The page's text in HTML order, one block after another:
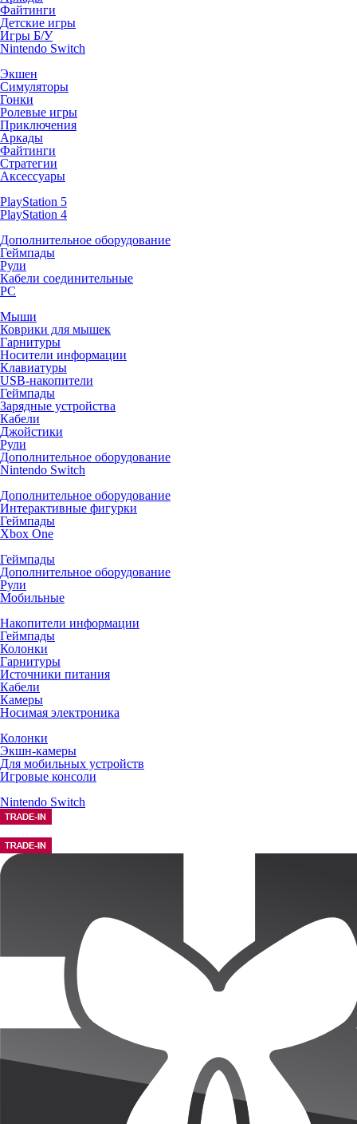
Файтинги
Детские игры
Игры Б/У
Nintendo Switch
Экшен
Симуляторы
Гонки
Ролевые игры
Приключения
Аркады
Файтинги
Стратегии
Аксессуары
PlayStation 5
PlayStation 4
Дополнительное оборудование
Геймпады
Рули
Кабели соединительные
PC
Мыши
Коврики для мышек
Гарнитуры
Носители информации
Клавиатуры
USB-накопители
Геймпады
Зарядные устройства
Кабели
Джойстики
Рули
Дополнительное оборудование
Nintendo Switch
Дополнительное оборудование
Интерактивные фигурки
Геймпады
Xbox One
Геймпады
Дополнительное оборудование
Рули
Мобильные
Накопители информации
Геймпады
Колонки
Гарнитуры
Источники питания
Кабели
Камеры
Носимая электроника
Колонки
Экшн-камеры
Для мобильных устройств
Игровые консоли
Nintendo Switch